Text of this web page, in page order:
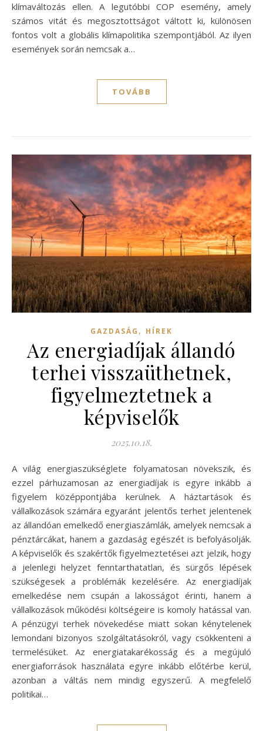
klímaváltozás ellen. A legutóbbi COP esemény, amely
számos vitát és megosztottságot váltott ki, különösen
fontos volt a globális klímapolitika szempontjából. Az ilyen
események során nemcsak a…
TOVÁBB
GAZDASÁG , HÍREK
Az energiadíjak állandó
terhei visszaüthetnek,
figyelmeztetnek a
képviselők
2025.10.18.
A világ energiaszükséglete folyamatosan növekszik, és
ezzel párhuzamosan az energiadíjak is egyre inkább a
figyelem középpontjába kerülnek. A háztartások és
vállalkozások számára egyaránt jelentős terhet jelentenek
az állandóan emelkedő energiaszámlák, amelyek nemcsak a
pénztárcákat, hanem a gazdaság egészét is befolyásolják.
A képviselők és szakértők figyelmeztetései azt jelzik, hogy
a jelenlegi helyzet fenntarthatatlan, és sürgős lépések
szükségesek a problémák kezelésére. Az energiadíjak
emelkedése nem csupán a lakosságot érinti, hanem a
vállalkozások működési költségeire is komoly hatással van.
A pénzügyi terhek növekedése miatt sokan kénytelenek
lemondani bizonyos szolgáltatásokról, vagy csökkenteni a
termelésüket. Az energiatakarékosság és a megújuló
energiaforrások használata egyre inkább előtérbe kerül,
azonban a váltás nem mindig egyszerű. A megfelelő
politikai…